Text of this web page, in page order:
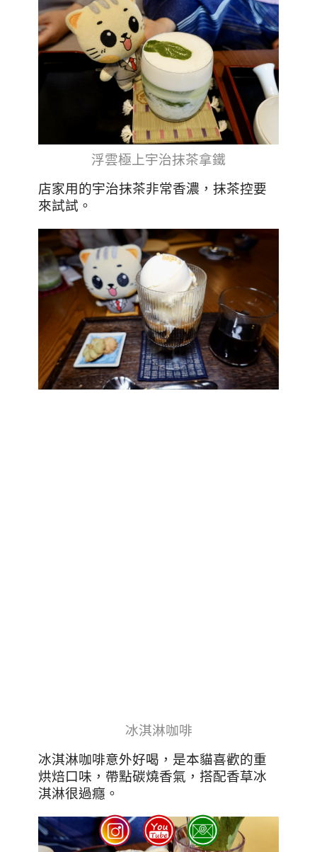
浮雲極上宇治抹茶拿鐵
店家用的宇治抹茶非常香濃，抹茶控要
來試試。
冰淇淋咖啡
冰淇淋咖啡意外好喝，是本貓喜歡的重
烘焙口味，帶點碳燒香氣，搭配香草冰
淇淋很過癮。